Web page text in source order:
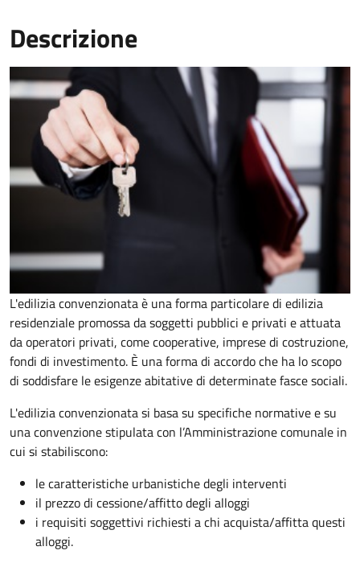
Descrizione
L'edilizia convenzionata è una forma particolare di edilizia
residenziale promossa da soggetti pubblici e privati e attuata
da operatori privati, come cooperative, imprese di costruzione,
fondi di investimento. È una forma di accordo che ha lo scopo
di soddisfare le esigenze abitative di determinate fasce sociali.
L'edilizia convenzionata si basa su specifiche normative e su
una convenzione stipulata con l’Amministrazione comunale in
cui si stabiliscono:
le caratteristiche urbanistiche degli interventi
il prezzo di cessione/affitto degli alloggi
i requisiti soggettivi richiesti a chi acquista/affitta questi
alloggi.